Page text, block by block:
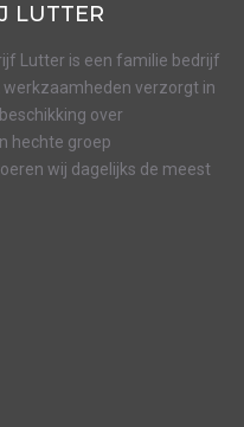
LUTTER
Lutter is een familie bedrijf
verzorgt in
over
hechte groep
wij dagelijks de meest